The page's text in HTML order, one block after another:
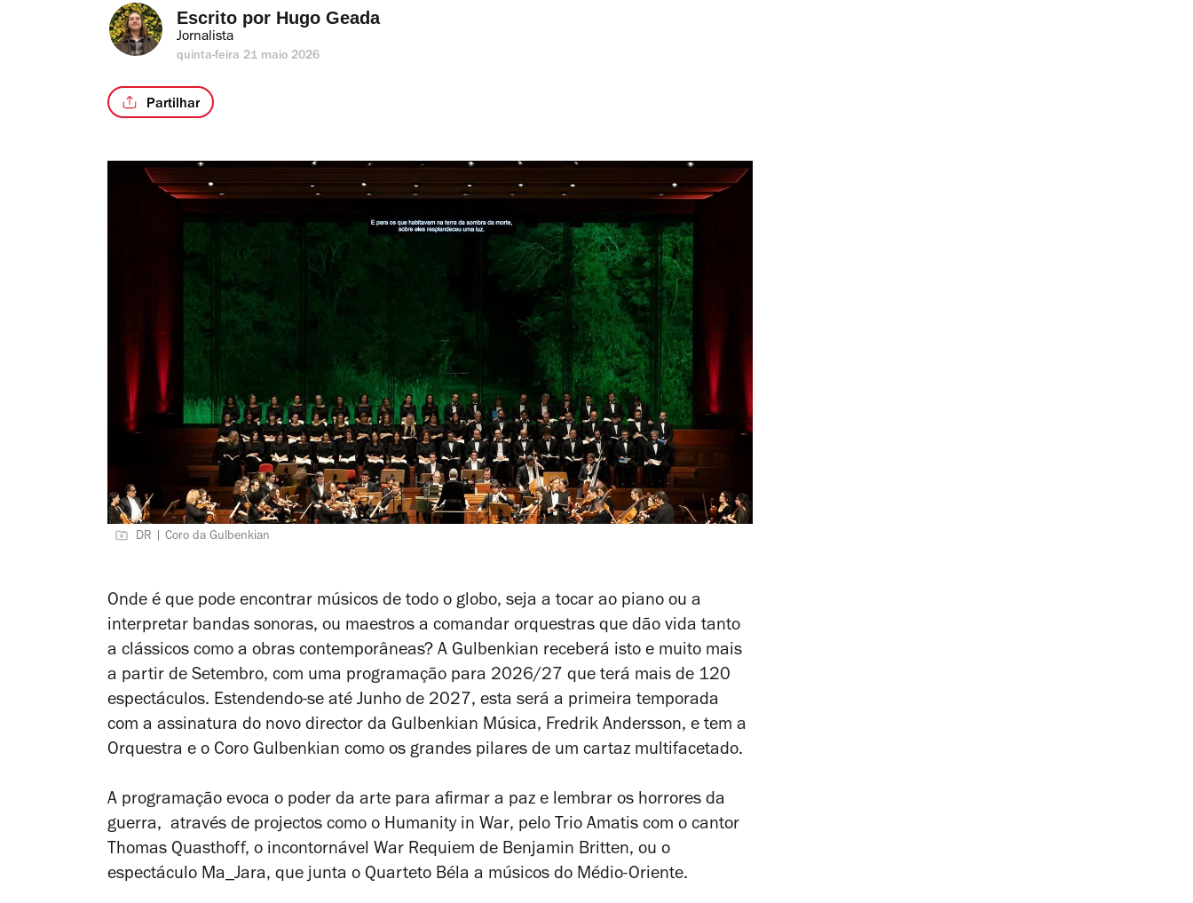
Escrito por Hugo Geada
Jornalista
quinta-feira 21 maio 2026
Partilhar
DR | Coro da Gulbenkian
Onde é que pode encontrar músicos de todo o globo, seja a tocar ao piano ou a
interpretar bandas sonoras, ou maestros a comandar orquestras que dão vida tanto
a clássicos como a obras contemporâneas? A Gulbenkian receberá isto e muito mais
a partir de Setembro, com uma programação para 2026/27 que terá mais de 120
espectáculos. Estendendo-se até Junho de 2027, esta será a primeira temporada
com a assinatura do novo director da Gulbenkian Música, Fredrik Andersson, e tem a
Orquestra e o Coro Gulbenkian como os grandes pilares de um cartaz multifacetado.
A programação evoca o poder da arte para afirmar a paz e lembrar os horrores da
guerra, através de projectos como o Humanity in War, pelo Trio Amatis com o cantor
Thomas Quasthoff, o incontornável War Requiem de Benjamin Britten, ou o
espectáculo Ma_Jara, que junta o Quarteto Béla a músicos do Médio-Oriente.